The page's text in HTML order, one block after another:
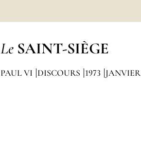
Le SAINT-SIÈGE
PAUL VI DISCOURS 1973 JANVIER